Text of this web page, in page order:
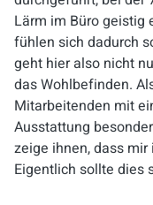
Lärm im Büro geistig
fühlen sich dadurch
geht hier also nicht
das Wohlbefinden.
Mitarbeitenden mit
Ausstattung
zeige ihnen, dass
Eigentlich sollte dies